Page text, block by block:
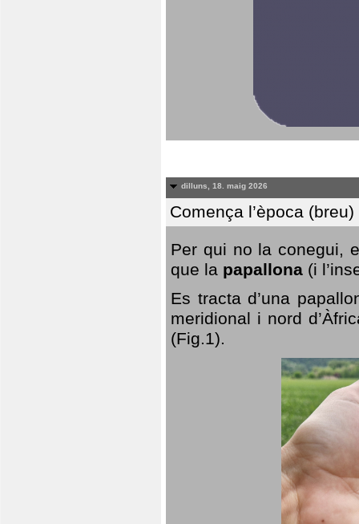
dilluns, 18. maig 2026
Comença l’època
Per qui no la conegui,
que la papallona (i
Es tracta d’una
meridional i nord
(Fig.1).